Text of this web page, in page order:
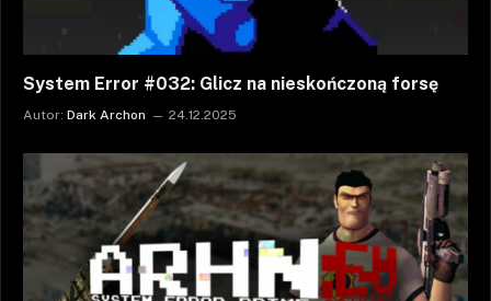
System Error #032: Glicz na nieskończoną forsę
Autor: Dark Archon 24.12.2025